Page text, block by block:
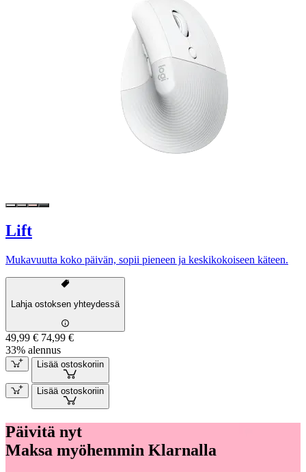
Lift
Mukavuutta koko päivän, sopii pieneen ja keskikokoiseen käteen.
Lahja ostoksen yhteydessä
49,99 € 74,99 €
33% alennus
Lisää ostoskoriin
Lisää ostoskoriin
Päivitä nyt
Maksa myöhemmin Klarnalla